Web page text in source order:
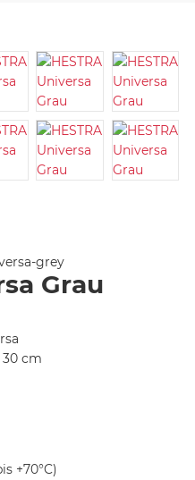
grey
Grau
30 cm
+70°C)